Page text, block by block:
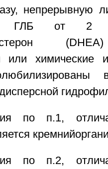
непрерывную
с ГЛБ от 2
или химические
по п.1,
по п.2,